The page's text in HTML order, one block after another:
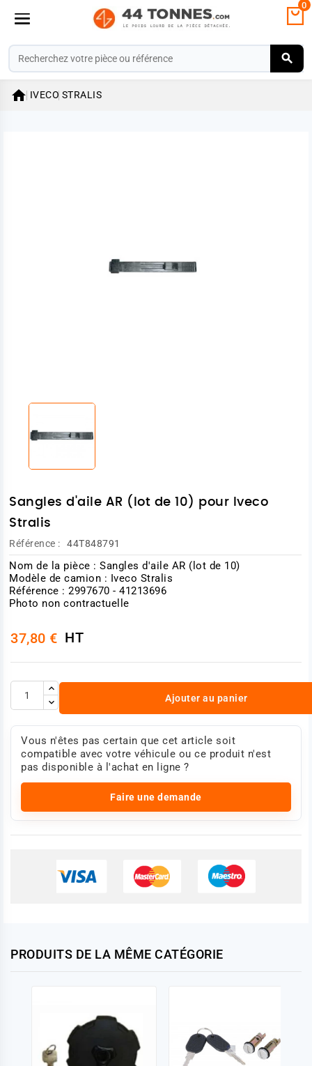
0
 IVECO STRALIS
Sangles d'aile AR (lot de 10) pour Iveco
Stralis
Référence : 44T848791
Nom de la pièce : Sangles d'aile AR (lot de 10)
Modèle de camion : Iveco Stralis
Référence : 2997670 - 41213696
Photo non contractuelle
37,80 € HT
Ajouter au panier
Vous n'êtes pas certain que cet article soit
compatible avec votre véhicule ou ce produit n'est
pas disponible à l'achat en ligne ?
Faire une demande
PRODUITS DE LA MÊME CATÉGORIE